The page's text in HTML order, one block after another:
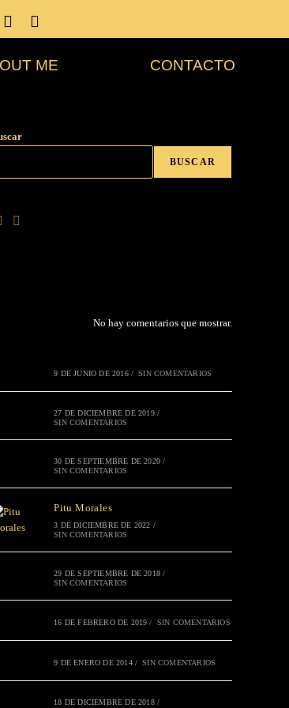
ME CONTACTO
BUSCAR
No hay comentarios que mostrar.
9 DE JUNIO DE 2016 / SIN COMENTARIOS
27 DE DICIEMBRE DE 2019 /
SIN COMENTARIOS
30 DE SEPTIEMBRE DE 2020 /
SIN COMENTARIOS
Pitu Morales
3 DE DICIEMBRE DE 2022 /
SIN COMENTARIOS
29 DE SEPTIEMBRE DE 2018 /
SIN COMENTARIOS
16 DE FEBRERO DE 2019 / SIN COMENTARIOS
9 DE ENERO DE 2014 / SIN COMENTARIOS
18 DE DICIEMBRE DE 2018 /